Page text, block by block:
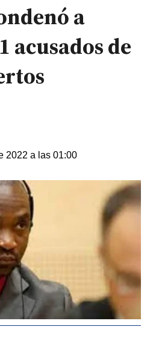
a
acusados de
2022 a las 01:00